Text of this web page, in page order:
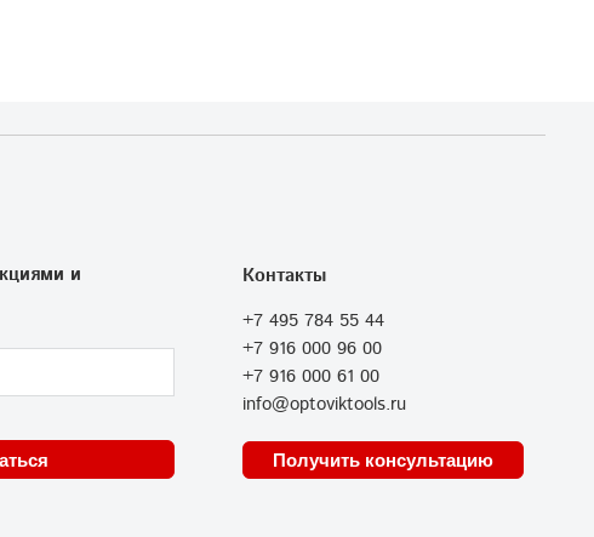
Контакты
+7 495 784 55 44
+7 916 000 96 00
+7 916 000 61 00
info@optoviktools.ru
Получить консультацию
и